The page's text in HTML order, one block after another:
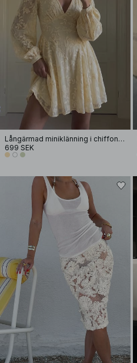
Långärmad miniklänning i chiffon med broderi
699 SEK